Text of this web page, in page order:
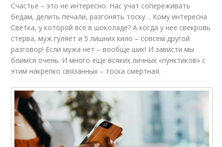
Счастье – это не интересно. Нас учат сопереживать
бедам, делить печали, разгонять тоску… Кому интересна
Светка, у которой все в шоколаде? А когда у нее свекровь
стерва, муж гуляет и 5 лишних кило – совсем другой
разговор! Если мужа нет – вообще шик! И зависти мы
боимся очень. И много еще всяких личных «пунктиков» с
этим накрепко связанных – тоска смертная.